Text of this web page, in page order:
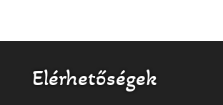
Elérhetőségek